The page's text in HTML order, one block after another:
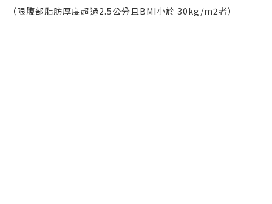
（限腹部脂肪厚度超過2.5公分且BMI小於 30kg/m2者）